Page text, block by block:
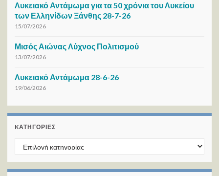
Λυκειακό Αντάμωμα για τα 50 χρόνια του Λυκείου
των Ελληνίδων Ξάνθης 28-7-26
15/07/2026
Μισός Αιώνας Λύχνος Πολιτισμού
13/07/2026
Λυκειακό Αντάμωμα 28-6-26
19/06/2026
KΑΤΗΓΟΡΊΕΣ
Kατηγορίες